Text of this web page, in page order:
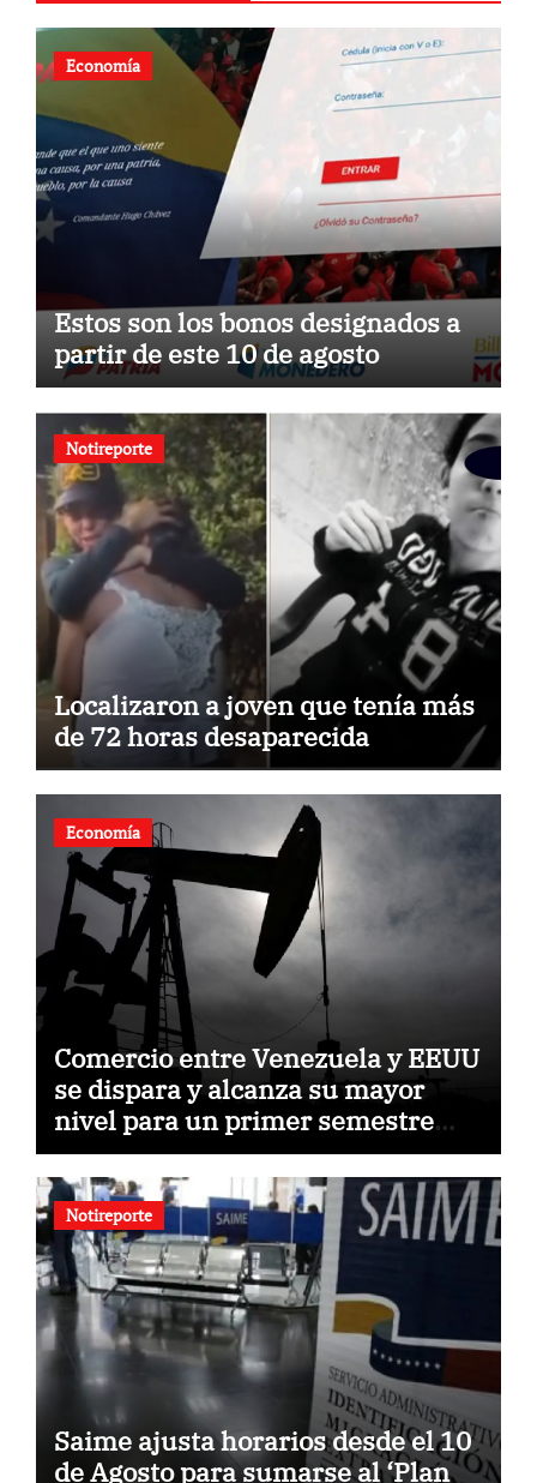
Economía
Estos son los bonos designados a
partir de este 10 de agosto
Notireporte
Localizaron a joven que tenía más
de 72 horas desaparecida
Economía
Comercio entre Venezuela y EEUU
se dispara y alcanza su mayor
nivel para un primer semestre
desde 2015
Notireporte
Saime ajusta horarios desde el 10
de Agosto para sumarse al ‘Plan